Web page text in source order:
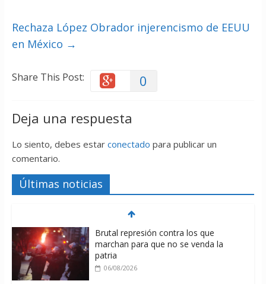
Rechaza López Obrador injerencismo de EEUU
en México →
Share This Post: 0
Deja una respuesta
Lo siento, debes estar conectado para publicar un
comentario.
Últimas noticias
Brutal represión contra los que
marchan para que no se venda la
patria
06/08/2026